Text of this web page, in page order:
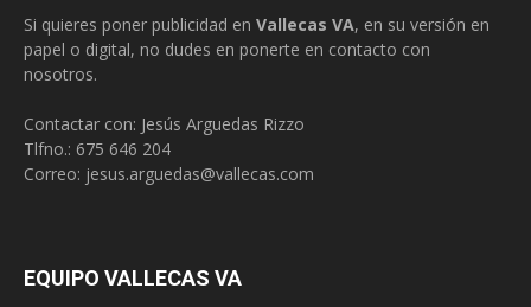
Si quieres poner publicidad en Vallecas VA, en su versión en
papel o digital, no dudes en ponerte en contacto con
nosotros.
Contactar con: Jesús Arguedas Rizzo
Tlfno.: 675 646 204
Correo: jesus.arguedas@vallecas.com
EQUIPO VALLECAS VA